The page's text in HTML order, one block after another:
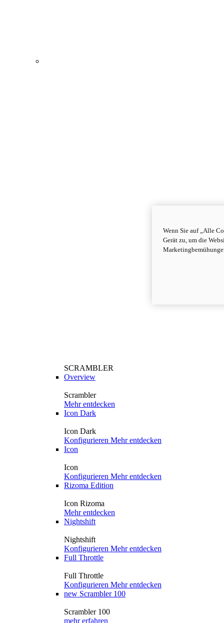
SCRAMBLER
Overview
Scrambler
Mehr entdecken
Icon Dark
Icon Dark
Konfigurieren Mehr entdecken
Icon
Icon
Konfigurieren Mehr entdecken
Rizoma Edition
Icon Rizoma
Mehr entdecken
Nightshift
Nightshift
Konfigurieren Mehr entdecken
Full Throttle
Full Throttle
Konfigurieren Mehr entdecken
new Scrambler 100
Scrambler 100
mehr erfahren
Wenn Sie auf „Alle
Gerät zu, um die